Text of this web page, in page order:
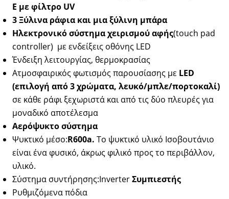
E μεφίλτρο UV
3 Ξύλινα ράφια και μια ξύλινη μπάρα
Ηλεκτρονικό σύστημα χειρισμού αφής(touch pad
controller) με ενδείξεις οθόνης LED
Ένδειξη λειτουργίας, θερμοκρασίας
Ατμοσφαιρικός φωτισμός παρουσίασης με LED
(επιλογή από 3 χρώματα, λευκό/μπλε/πορτοκαλί)
σε κάθε ράφι ξεχωριστά και από τις δύο πλευρές για
μοναδικό αποτέλεσμα
Αερόψυκτο σύστημα
Ψυκτικό μέσο:R600a. Το ψυκτικό υλικό Ισοβουτάνιο
είναι ένα φυσικό, άκρως φιλικό προς το περιβάλλον,
υλικό.
Σύστημα συντήρησης:InverterΣυμπιεστής
Ρυθμιζόμενα πόδια